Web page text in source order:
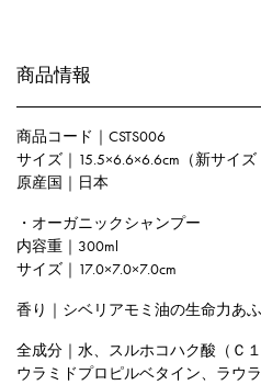
商品情報
商品コード｜CSTS006
サイズ｜15.5×6.6×6.6cm（新サイズ
原産国｜日本
・オーガニックシャンプー
内容重｜300ml
サイズ｜17.0×7.0×7.0cm
香り｜シベリアモミ油の生命力あ
全成分｜水、スルホコハク酸（Ｃ
ウラミドプロピルベタイン、ラウ